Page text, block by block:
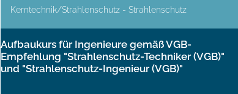
Kerntechnik/Strahlenschutz - Strahlenschutz
Aufbaukurs für Ingenieure gemäß VGB-
Empfehlung "Strahlenschutz-Techniker (VGB)"
und "Strahlenschutz-Ingenieur (VGB)"